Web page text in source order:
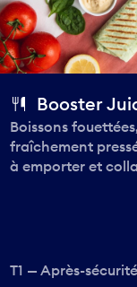
Booster
Boissons
fraîchement
à emporter et
T1 — Après-